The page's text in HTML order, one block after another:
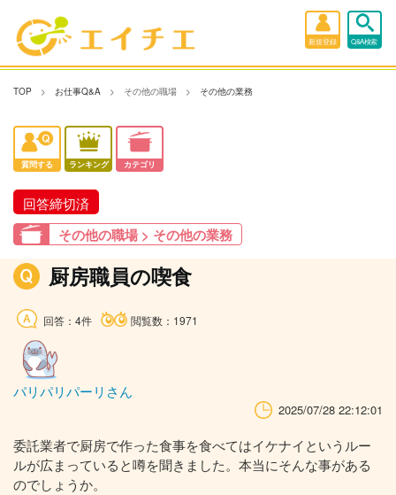
新規登録 Q&A検索
TOP お仕事Q&A その他の職場 その他の業務
質問する ランキング カテゴリ
回答締切済
その他の職場 > その他の業務
厨房職員の喫食
回答：4件 閲覧数：1971
パリパリパーリさん
2025/07/28 22:12:01
委託業者で厨房で作った食事を食べてはイケナイというルー
ルが広まっていると噂を聞きました。本当にそんな事がある
のでしょうか。